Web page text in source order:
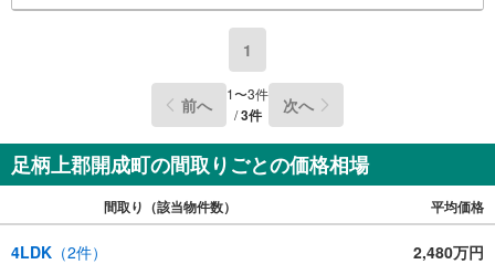
1
前へ 1〜3件
/3件 次へ
足柄上郡開成町の間取りごとの価格相場
間取り（該当物件数） 平均価格
4LDK （2件） 2,480万円